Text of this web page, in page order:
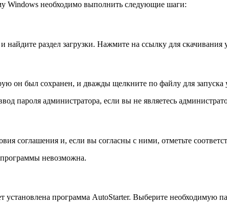
Windows необходимо выполнить следующие шаги:
раздел загрузки. Нажмите на ссылку для
он был сохранен, и дважды щелкните по файлу для запуска
пароля администратора, если вы не являетесь
соглашения и, если вы согласны с ними, отметьте
невозможна.
программа AutoStarter. Выберите необходимую